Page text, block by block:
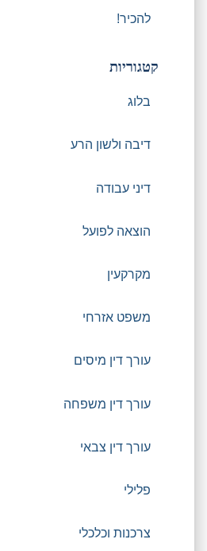
להכיר!
קטגוריות
בלוג
דיבה ולשון הרע
דיני עבודה
הוצאה לפועל
מקרקעין
משפט אזרחי
עורך דין מיסים
עורך דין משפחה
עורך דין צבאי
פלילי
צרכנות וכלכלי